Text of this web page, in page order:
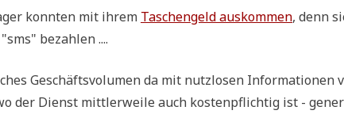
konn­ten mit ihrem Taschen­geld aus­kom­men, denn
bezahlen ....
Geschäfts­vo­lu­men da mit nutz­lo­sen
der Dienst mitt­ler­wei­le auch kosten­pflich­tig ist -